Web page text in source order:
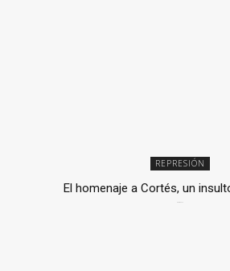
REPRESIÓN
El homenaje a Cortés, un